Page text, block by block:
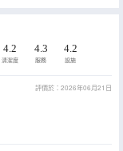
4.2
清潔度
4.3
服務
4.2
設施
評價於：2026年06月21日